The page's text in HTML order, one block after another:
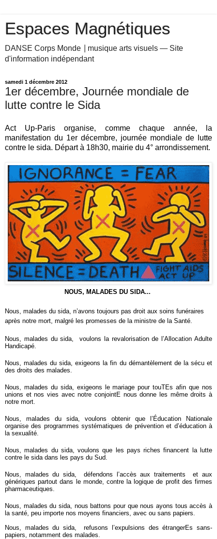
Espaces Magnétiques
DANSE Corps Monde ⎥ musique arts visuels — Site
d'information indépendant
samedi 1 décembre 2012
1er décembre, Journée mondiale de
lutte contre le Sida
Act Up-Paris organise, comme chaque année, la
manifestation du 1er décembre, journée mondiale de lutte
contre le sida. Départ à 18h30, mairie du 4° arrondissement.
NOUS, MALADES DU SIDA...
Nous, malades du sida, n’avons toujours pas droit aux soins funéraires
après notre mort, malgré les promesses de la ministre de la Santé.
Nous, malades du sida, voulons la revalorisation de l’Allocation Adulte
Handicapé.
Nous, malades du sida, exigeons la fin du démantèlement de la sécu et
des droits des malades.
Nous, malades du sida, exigeons le mariage pour touTEs afin que nos
unions et nos vies avec notre conjointE nous donne les même droits à
notre mort.
Nous, malades du sida, voulons obtenir que l’Éducation Nationale
organise des programmes systématiques de prévention et d’éducation à
la sexualité.
Nous, malades du sida, voulons que les pays riches financent la lutte
contre le sida dans les pays du Sud.
Nous, malades du sida, défendons l’accès aux traitements et aux
génériques partout dans le monde, contre la logique de profit des firmes
pharmaceutiques.
Nous, malades du sida, nous battons pour que nous ayons tous accès à
la santé, peu importe nos moyens financiers, avec ou sans papiers.
Nous, malades du sida, refusons l’expulsions des étrangerEs sans-
papiers, notamment des malades.